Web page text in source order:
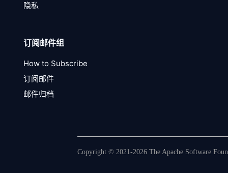
隐私
订阅邮件组
How to Subscribe
订阅邮件
邮件归档
Copyright © 2021-2026 The Apache Software